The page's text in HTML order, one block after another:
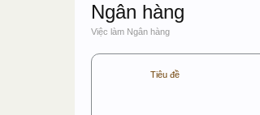
Ngân hàng
Việc làm Ngân hàng
Tiêu đề